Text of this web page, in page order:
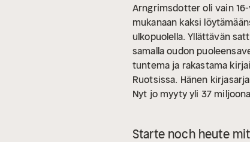
Arngrimsdotter oli vain
mukanaan kaksi
ulkopuolella. Yllättävän
samalla oudon
tuntema ja rakastama
Ruotsissa. Hänen
Nyt jo myyty yli 37
Starte noch heute